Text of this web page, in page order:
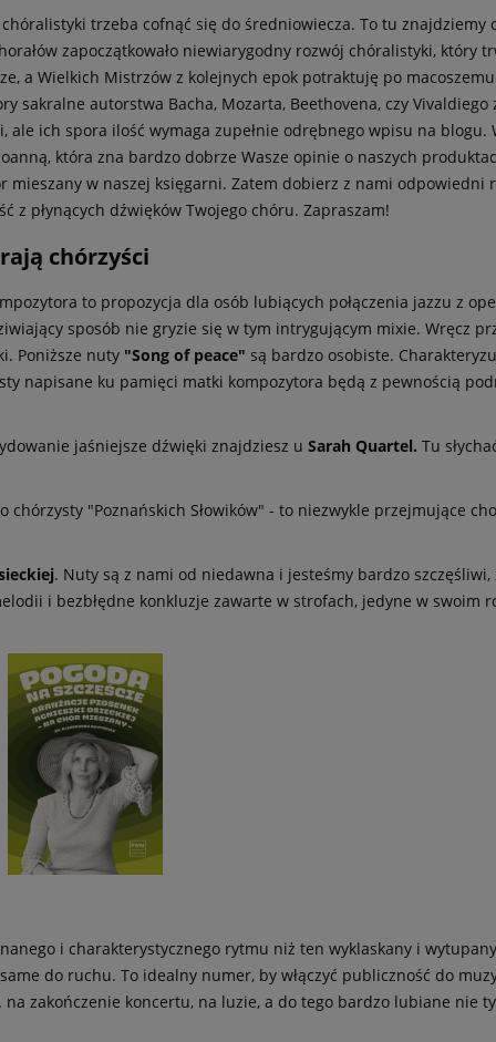
trzeba cofnąć się do średniowiecza. To tu znajdziemy
zapoczątkowało niewiarygodny rozwój chóralistyki, który
a Wielkich Mistrzów z kolejnych epok potraktuję po
sakralne autorstwa Bacha, Mozarta, Beethovena, czy
ale ich spora ilość wymaga zupełnie odrębnego wpisu na blogu.
która zna bardzo dobrze Wasze opinie o naszych
mieszany w naszej księgarni. Zatem dobierz z nami odpowiedni
z płynących dźwięków Twojego chóru. Zapraszam!
chórzyści
to propozycja dla osób lubiących połączenia jazzu z
sposób nie gryzie się w tym intrygującym mixie. Wręcz
Poniższe nuty "Song of peace" są bardzo osobiste.
napisane ku pamięci matki kompozytora będą z pewnością
jaśniejsze dźwięki znajdziesz u Sarah Quartel. Tu
chórzysty "Poznańskich Słowików" - to niezwykle przejmujące
. Nuty są z nami od niedawna i jesteśmy bardzo
i bezbłędne konkluzje zawarte w strofach, jedyne w swoim
i charakterystycznego rytmu niż ten wyklaskany i
do ruchu. To idealny numer, by włączyć publiczność do
zakończenie koncertu, na luzie, a do tego bardzo lubiane nie